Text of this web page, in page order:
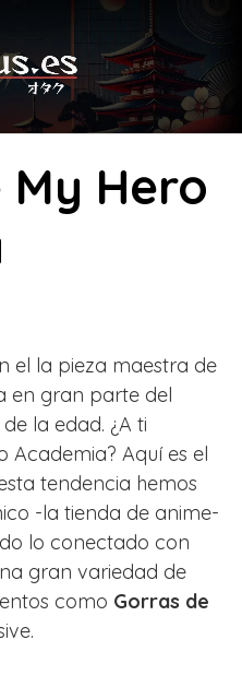
Hero
el la pieza maestra de
en gran parte del
la edad. ¿A ti
Academia? Aquí es el
tendencia hemos
-la tienda de anime-
lo conectado con
gran variedad de
como Gorras de